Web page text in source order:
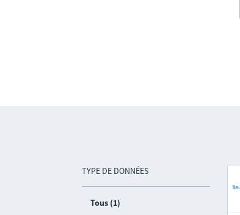
TYPE DE DONNÉES
Tous (1)